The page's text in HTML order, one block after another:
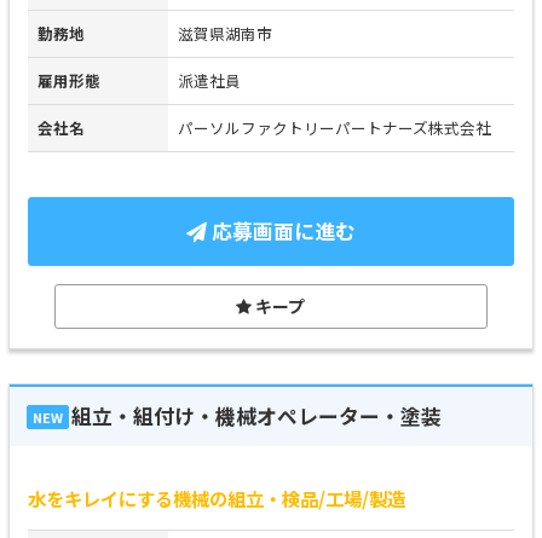
勤務地 滋賀県湖南市
雇用形態 派遣社員
会社名 パーソルファクトリーパートナーズ株式会社
応募画面に進む
キープ
NEW 組立・組付け・機械オペレーター・塗装
水をキレイにする機械の組立・検品/工場/製造